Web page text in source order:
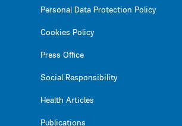
Personal Data Protection Policy
Cookies Policy
Press Office
Social Responsibility
Health Articles
Publications